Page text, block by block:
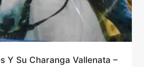
Y Su Charanga Vallenata –